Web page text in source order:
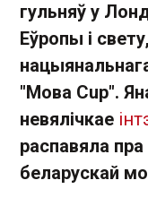
гульняў у
Еўропы і
"Мова Cup".
невялічкае
распавяла
беларускай